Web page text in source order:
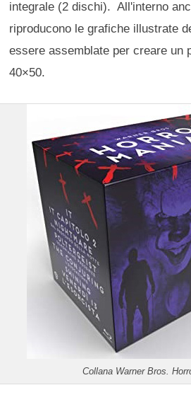
integrale (2 dischi). All'interno
riproducono le grafiche illustrate
essere assemblate per creare un
40×50.
Collana Warner Bros.